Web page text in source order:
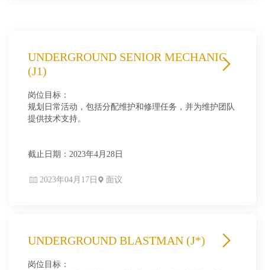
UNDERGROUND SENIOR MECHANIC
(J1)
岗位目标：
规划日常活动，包括分配维护和修理任务，并为维护团队
提供技术支持。
截止日期：2023年4月28日
2023年04月17日 面议
UNDERGROUND BLASTMAN (J*)
岗位目标：